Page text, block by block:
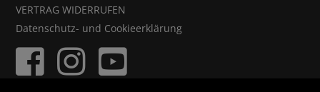
VERTRAG WIDERRUFEN
Datenschutz- und Cookieerklärung